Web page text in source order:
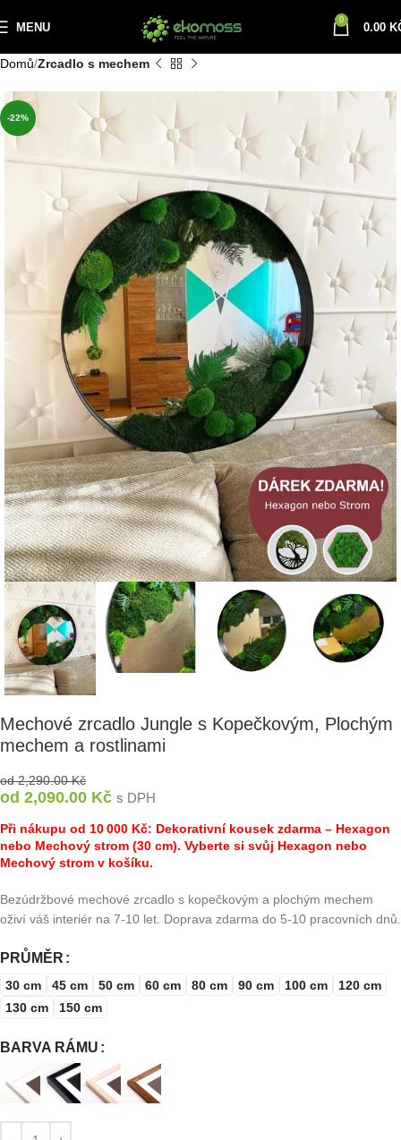
MENU
0
0.00
Domů Zrcadlo s mechem
-22%
Mechové zrcadlo Jungle s Kopečkovým, Plochým
mechem a rostlinami
od2,290.00Kč
od 2,090.00 Kč s DPH
Při nákupu od 10 000 Kč: Dekorativní kousek zdarma – Hexagon
nebo Mechový strom (30 cm). Vyberte si svůj Hexagon nebo
Mechový strom v košíku.
Bezúdržbové mechové zrcadlo s kopečkovým a plochým mechem
oživí váš interiér na 7-10 let. Doprava zdarma do 5-10 pracovních dnů.
PRŮMĚR
30 cm 45 cm 50 cm 60 cm 80 cm 90 cm 100 cm
120 cm
130 cm
150 cm
BARVA RÁMU